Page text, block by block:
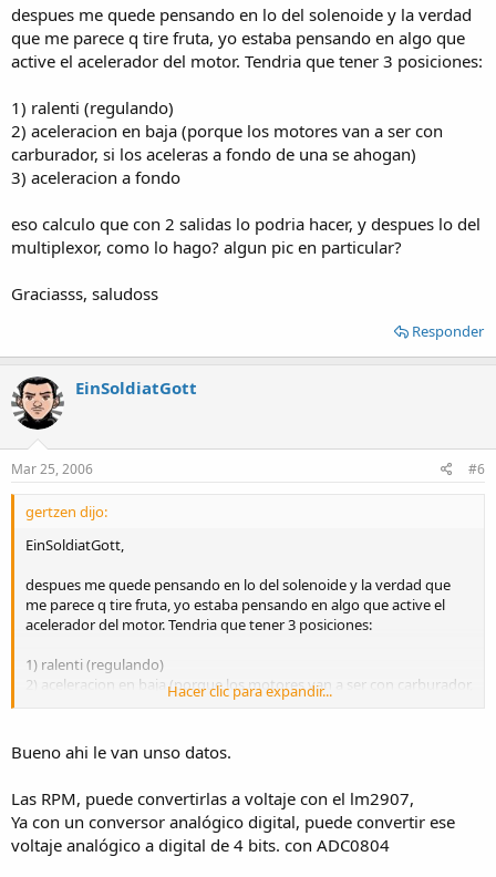
despues me quede pensando en lo del solenoide y la verdad
que me parece q tire fruta, yo estaba pensando en algo que
active el acelerador del motor. Tendria que tener 3 posiciones:
1) ralenti (regulando)
2) aceleracion en baja (porque los motores van a ser con
carburador, si los aceleras a fondo de una se ahogan)
3) aceleracion a fondo
eso calculo que con 2 salidas lo podria hacer, y despues lo del
multiplexor, como lo hago? algun pic en particular?
Graciasss, saludoss
Responder
EinSoldiatGott
Mar 25, 2006 #6
gertzen dijo:
EinSoldiatGott,
despues me quede pensando en lo del solenoide y la verdad que
me parece q tire fruta, yo estaba pensando en algo que active el
acelerador del motor. Tendria que tener 3 posiciones:
1) ralenti (regulando)
2) aceleracion en baja (porque los motores van a ser con carburador,
si los aceleras a fondo de una se ahogan)
eso calculo que con 2 salidas lo podria hacer, y despues lo del
Graciasss, saludoss
Hacer clic para expandir...
Bueno ahi le van unso datos.
Las RPM, puede convertirlas a voltaje con el lm2907,
Ya con un conversor analógico digital, puede convertir ese
voltaje analógico a digital de 4 bits. con ADC0804